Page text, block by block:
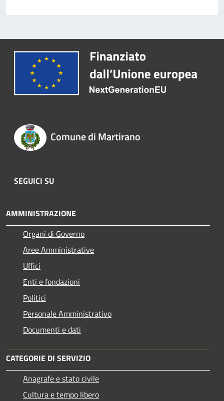
Comune di Martirano
SEGUICI SU
AMMINISTRAZIONE
Organi di Governo
Aree Amministrative
Uffici
Enti e fondazioni
Politici
Personale Amministrativo
Documenti e dati
CATEGORIE DI SERVIZIO
Anagrafe e stato civile
Cultura e tempo libero